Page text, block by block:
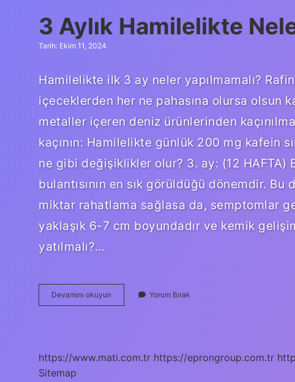
3 Aylık Hamilelikte
Tarih: Ekim 11, 2024
Hamilelikte ilk 3 ay neler yapılmamalı?
içeceklerden her ne pahasına olursa olsun
metaller içeren deniz ürünlerinden
kaçının: Hamilelikte günlük 200 mg kafein
ne gibi değişiklikler olur? 3. ay: (12 HAFTA)
bulantısının en sık görüldüğü dönemdir.
miktar rahatlama sağlasa da, semptomlar
yaklaşık 6-7 cm boyundadır ve kemik
yatılmalı?…
Devamını okuyun
Aylık
Yorum Bırak
https://www.mati.com.tr https://eprongroup.com.tr
Sitemap